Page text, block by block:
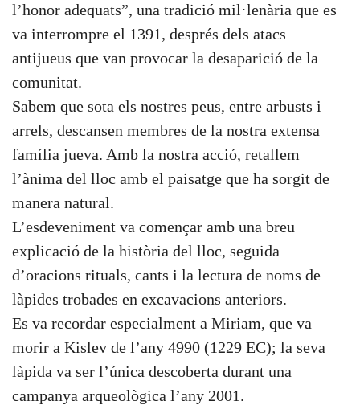
l’honor adequats”, una tradició mil·lenària que es
va interrompre el 1391, després dels atacs
antijueus que van provocar la desaparició de la
comunitat.
Sabem que sota els nostres peus, entre arbusts i
arrels, descansen membres de la nostra extensa
família jueva. Amb la nostra acció, retallem
l’ànima del lloc amb el paisatge que ha sorgit de
manera natural.
L’esdeveniment va començar amb una breu
explicació de la història del lloc, seguida
d’oracions rituals, cants i la lectura de noms de
làpides trobades en excavacions anteriors.
Es va recordar especialment a Miriam, que va
morir a Kislev de l’any 4990 (1229 EC); la seva
làpida va ser l’única descoberta durant una
campanya arqueològica l’any 2001.